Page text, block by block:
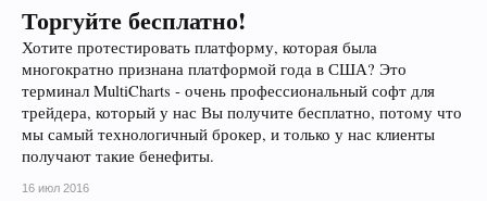
Торгуйте бесплатно!
Хотите протестировать платформу, которая была
многократно признана платформой года в США? Это
терминал MultiCharts - очень профессиональный софт для
трейдера, который у нас Вы получите бесплатно, потому что
мы самый технологичный брокер, и только у нас клиенты
получают такие бенефиты.
16 июл 2016